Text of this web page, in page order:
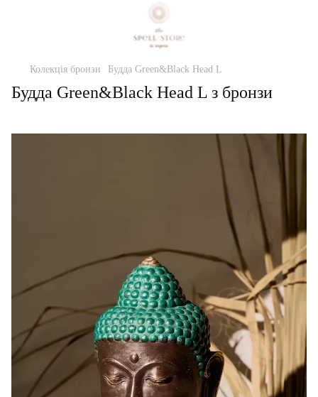
Колекція бронзи Будда Green&Black Head L
Будда Green&Black Head L з бронзи